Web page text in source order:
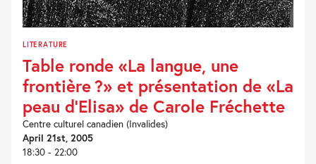
LITERATURE
Table ronde «La langue, une
frontière ?» et présentation de «La
peau d’Elisa» de Carole Fréchette
Centre culturel canadien (Invalides)
April 21st, 2005
18:30 - 22:00